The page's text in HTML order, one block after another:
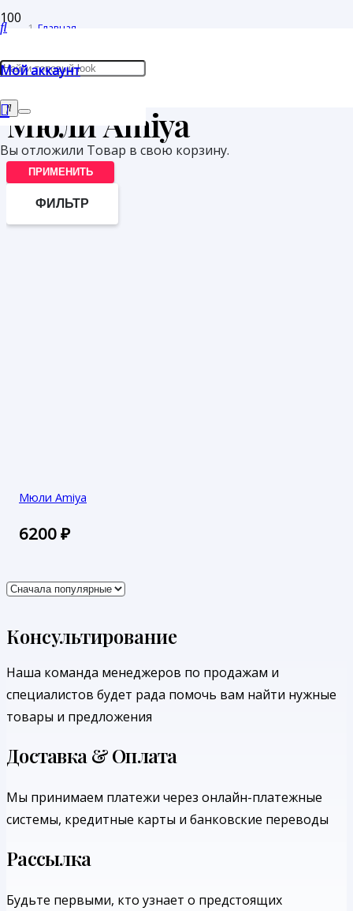
Мой аккаунт
Вы отложили Товар в свою корзину.
Главная
Товары с меткой “Мюли Amiya”
Мюли Amiya
ПРИМЕНИТЬ
ФИЛЬТР
Мюли Amiya
6200₽
Консультирование
Наша команда менеджеров по продажам и
специалистов будет рада помочь вам найти нужные
товары и предложения
Доставка & Оплата
Мы принимаем платежи через онлайн-платежные
системы, кредитные карты и банковские переводы
Рассылка
Будьте первыми, кто узнает о предстоящих